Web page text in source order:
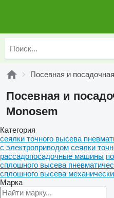
Посевная и
Посевная и
Monosem
Категория
сеялки точного высева
с электроприводом сеялки
рассадопосадочные машины
сплошного высева
сплошного высева
Марка